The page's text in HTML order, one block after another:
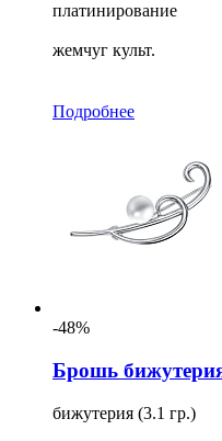
платинирование
жемчуг культ.
Подробнее
-48%
Брошь
бижутерия (3.1 гр.)